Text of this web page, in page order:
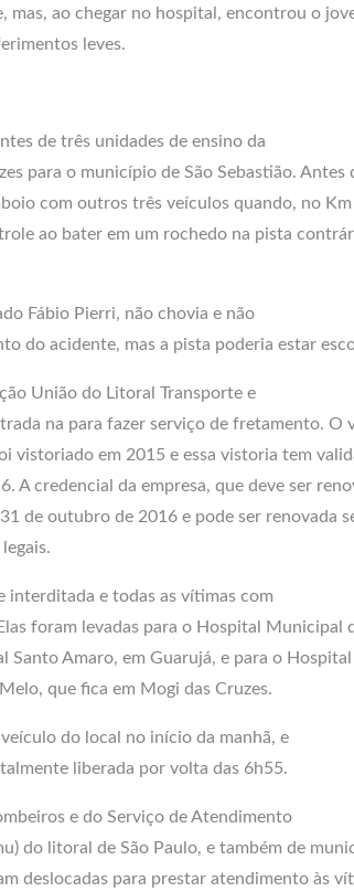
mas, ao chegar no hospital, encontrou o
leves.
de três unidades de ensino da
para o município de São Sebastião. Antes
com outros três veículos quando, no
ao bater em um rochedo na pista
Fábio Pierri, não chovia e não
do acidente, mas a pista poderia estar
União do Litoral Transporte e
na para fazer serviço de fretamento. O
vistoriado em 2015 e essa vistoria tem
A credencial da empresa, que deve ser
de outubro de 2016 e pode ser renovada
e todas as vítimas com
foram levadas para o Hospital Municipal
Santo Amaro, em Guarujá, e para o Hospital
que fica em Mogi das Cruzes.
do local no início da manhã, e
liberada por volta das 6h55.
e do Serviço de Atendimento
do litoral de São Paulo, e também de
deslocadas para prestar atendimento às